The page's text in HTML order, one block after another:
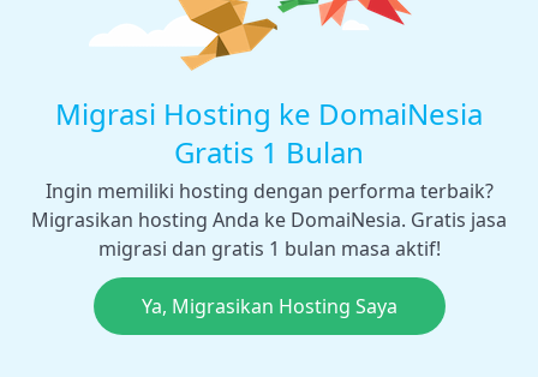
Migrasi Hosting ke DomaiNesia
Gratis 1 Bulan
Ingin memiliki hosting dengan performa terbaik?
Migrasikan hosting Anda ke DomaiNesia. Gratis jasa
migrasi dan gratis 1 bulan masa aktif!
Ya, Migrasikan Hosting Saya